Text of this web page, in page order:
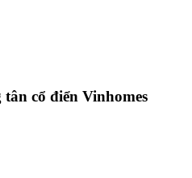
cổ điển Vinhomes